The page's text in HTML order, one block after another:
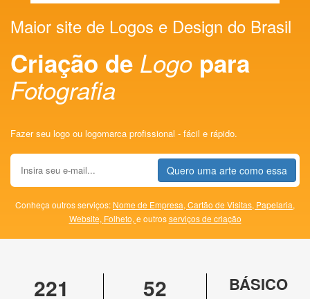
Maior site de Logos e Design do Brasil
Criação de Logo para
Fotografia
Fazer seu logo ou logomarca profissional - fácil e rápido.
Quero uma arte como essa
Conheça outros serviços: Nome de Empresa, Cartão de Visitas, Papelaria,
Website, Folheto, e outrosserviços de criação
221 52 BÁSICO